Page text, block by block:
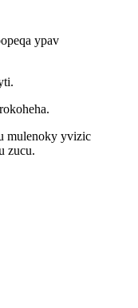
ypav
mulenoky yvizic
zucu.